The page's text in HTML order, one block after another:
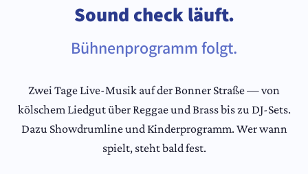
Sound check läuft.
Bühnenprogramm folgt.
Zwei Tage Live-Musik auf der Bonner Straße — von
kölschem Liedgut über Reggae und Brass bis zu DJ-Sets.
Dazu Showdrumline und Kinderprogramm. Wer wann
spielt, steht bald fest.